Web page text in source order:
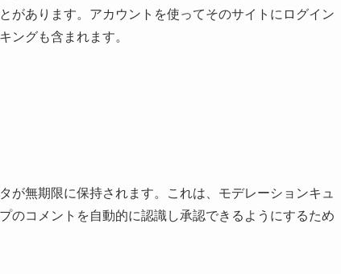
があります。アカウントを使ってそのサイトにログイン
ングも含まれます。
が無期限に保持されます。これは、モデレーションキュ
のコメントを自動的に認識し承認できるようにするため